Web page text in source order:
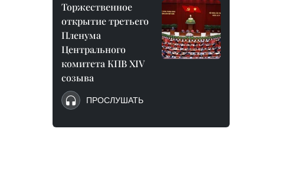
Торжественное
открытие третьего
Пленума
Центрального
комитета КПВ XIV
созыва
ПРОСЛУШАТЬ